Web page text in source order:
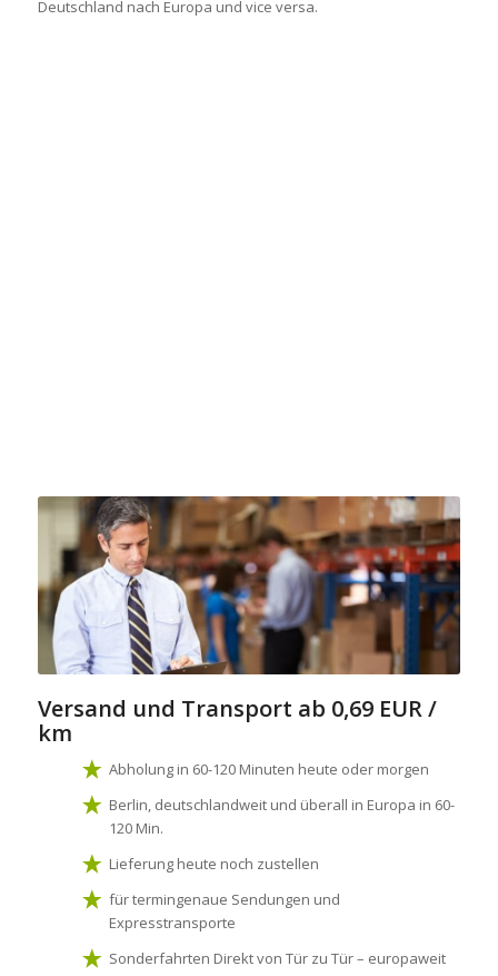
Deutschland nach Europa und vice versa.
Versand und Transport ab 0,69 EUR /
km
Abholung in 60-120 Minuten heute oder morgen
Berlin, deutschlandweit und überall in Europa in 60-
120 Min.
Lieferung heute noch zustellen
für termingenaue Sendungen und
Expresstransporte
Sonderfahrten Direkt von Tür zu Tür – europaweit